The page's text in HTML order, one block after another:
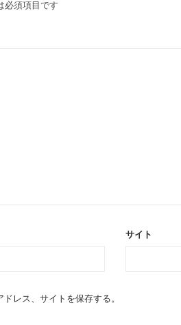
必須項目です
サイト
レス、サイトを保存する。